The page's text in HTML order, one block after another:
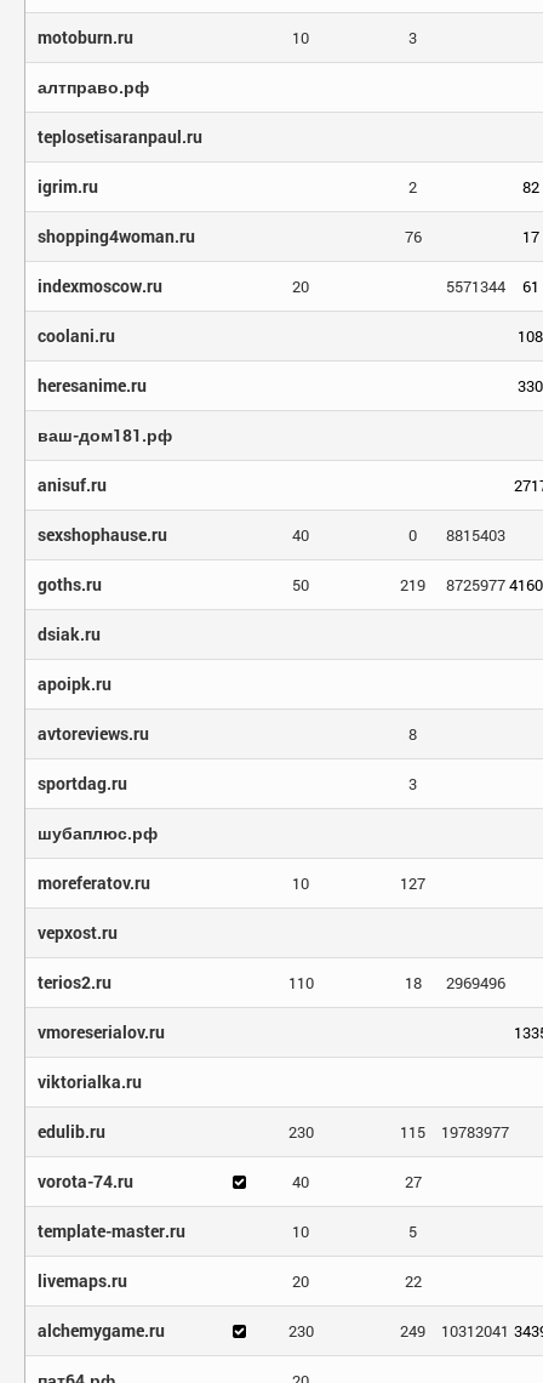
motoburn.ru 10 3
алтправо.рф
teplosetisaranpaul.ru
igrim.ru 2 82
shopping4woman.ru 76 17
indexmoscow.ru 20 5571344 61
coolani.ru 108
heresanime.ru 330
ваш-дом181.рф
anisuf.ru
sexshophause.ru 40 0 8815403
goths.ru 50 219 8725977
dsiak.ru
apoipk.ru
avtoreviews.ru 8
sportdag.ru 3
шубаплюс.рф
moreferatov.ru 10 127
vepxost.ru
terios2.ru 110 18 2969496
vmoreserialov.ru
viktorialka.ru
edulib.ru 230 115 19783977
vorota-74.ru 40 27
template-master.ru 10 5
livemaps.ru 20 22
alchemygame.ru 230 249 10312041